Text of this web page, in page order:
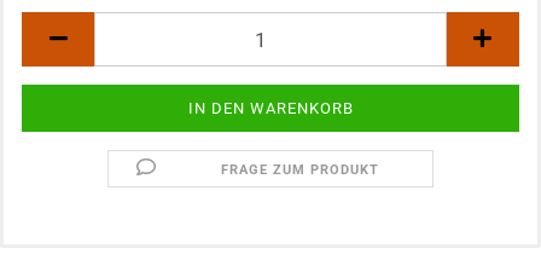
FRAGE ZUM PRODUKT